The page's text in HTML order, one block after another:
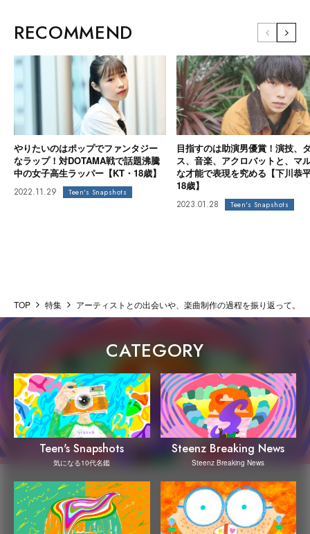
RECOMMEND
やりたいのはポップでファンタジー
なラップ！対DOTAMA戦で話題沸騰
中の女子高生ラッパー【KT・18歳】
2022.11.29 Teen's Snapshots
目指すのは助演男優賞！演技、
ス、音楽、アクロバットと、マ
な才能で表現を究める【下川恭
18歳】
2023.01.28 Teen's Snapshots
TOP 特集 アーティストとの出会いや、楽曲制作の過程を振り返って。
CATEGORY
Teen's Snapshots
気になる10代名鑑
Steenz Breaking News
Steenz Breaking News